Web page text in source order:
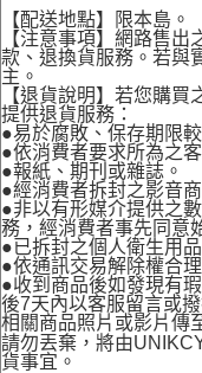
【配送地點】限本島。
【注意事項】網路售
款、退換貨服務。若與
主。
【退貨說明】若您購
提供退貨服務：
●易於腐敗、保存期限
●依消費者要求所為之
●報紙、期刊或雜誌。
●經消費者拆封之影音
●非以有形媒介提供之
務，經消費者事先同意
●已拆封之個人衛生用品
●依通訊交易解除權合
●收到商品後如發現有
後7天內以客服留言或
相關商品照片或影片傳
請勿丟棄，將由
貨事宜。